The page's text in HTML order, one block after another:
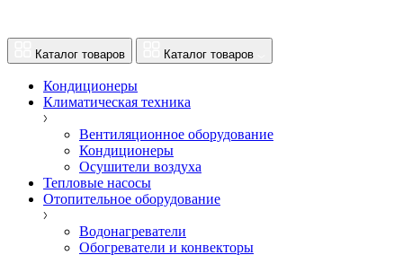
Каталог товаров Каталог товаров
Кондиционеры
Климатическая техника
Вентиляционное оборудование
Кондиционеры
Осушители воздуха
Тепловые насосы
Отопительное оборудование
Водонагреватели
Обогреватели и конвекторы